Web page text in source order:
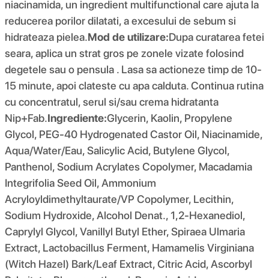
niacinamida, un ingredient multifunctional care ajuta la
reducerea porilor dilatati, a excesului de sebum si
hidrateaza pielea.Mod de utilizare:Dupa curatarea fetei
seara, aplica un strat gros pe zonele vizate folosind
degetele sau o pensula . Lasa sa actioneze timp de 10-
15 minute, apoi clateste cu apa calduta. Continua rutina
cu concentratul, serul si/sau crema hidratanta
Nip+Fab.Ingrediente:Glycerin, Kaolin, Propylene
Glycol, PEG-40 Hydrogenated Castor Oil, Niacinamide,
Aqua/Water/Eau, Salicylic Acid, Butylene Glycol,
Panthenol, Sodium Acrylates Copolymer, Macadamia
Integrifolia Seed Oil, Ammonium
Acryloyldimethyltaurate/VP Copolymer, Lecithin,
Sodium Hydroxide, Alcohol Denat., 1,2-Hexanediol,
Caprylyl Glycol, Vanillyl Butyl Ether, Spiraea Ulmaria
Extract, Lactobacillus Ferment, Hamamelis Virginiana
(Witch Hazel) Bark/Leaf Extract, Citric Acid, Ascorbyl